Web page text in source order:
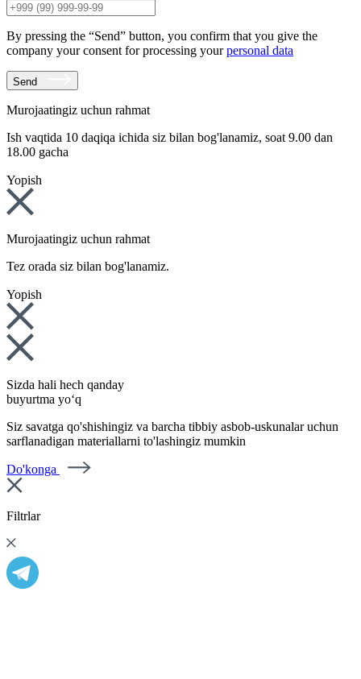
By pressing the “Send” button, you confirm that you give the
company your consent for processing yourpersonal data
Send
Murojaatingiz uchun rahmat
Ish vaqtida 10 daqiqa ichida siz bilan bog'lanamiz, soat 9.00 dan
18.00 gacha
Yopish
Murojaatingiz uchun rahmat
Tez orada siz bilan bog'lanamiz.
Yopish
Sizda hali hech qanday
buyurtma yo‘q
Siz savatga qo'shishingiz va barcha tibbiy asbob-uskunalar uchun
sarflanadigan materiallarni to'lashingiz mumkin
Do'konga
Filtrlar